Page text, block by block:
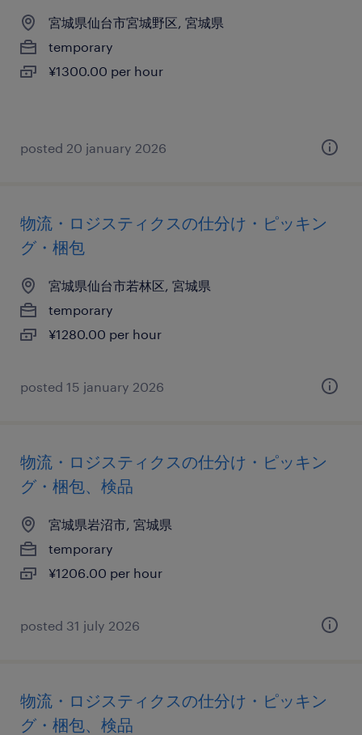
宮城県仙台市宮城野区, 宮城県
temporary
¥1300.00 per hour
posted 20 january 2026
物流・ロジスティクスの仕分け・ピッキン
グ・梱包
宮城県仙台市若林区, 宮城県
temporary
¥1280.00 per hour
posted 15 january 2026
物流・ロジスティクスの仕分け・ピッキン
グ・梱包、検品
宮城県岩沼市, 宮城県
temporary
¥1206.00 per hour
posted 31 july 2026
物流・ロジスティクスの仕分け・ピッキン
グ・梱包、検品